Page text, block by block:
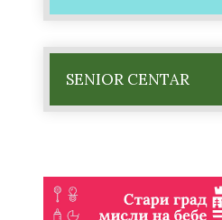
SENIOR CENTAR